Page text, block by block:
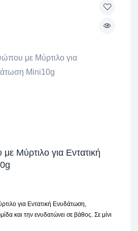
Μύρτιλο για Εντατική
για Εντατική Ενυδάτωση,
και την ενυδατώνει σε βάθος. Σε μίνι